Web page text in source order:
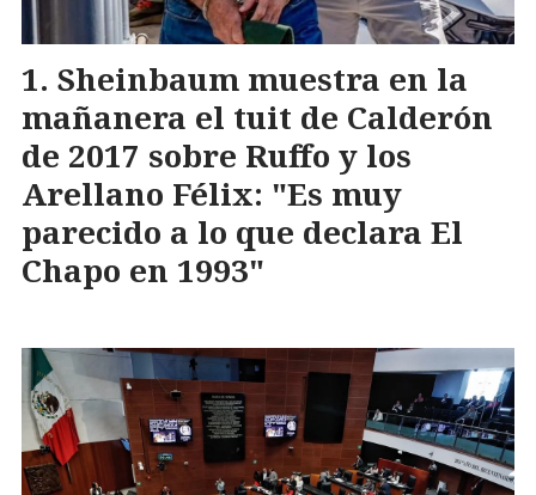
Sheinbaum muestra en la
mañanera el tuit de Calderón
de 2017 sobre Ruffo y los
Arellano Félix: "Es muy
parecido a lo que declara El
Chapo en 1993"